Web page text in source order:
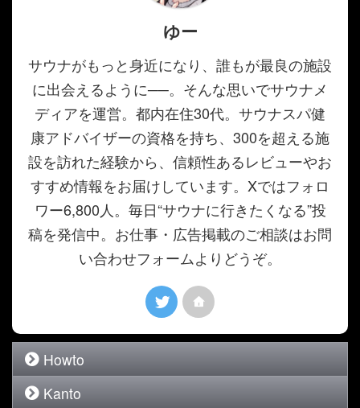
ゆー
サウナがもっと身近になり、誰もが最良の施設
に出会えるように──。そんな思いでサウナメ
ディアを運営。都内在住30代。サウナスパ健
康アドバイザーの資格を持ち、300を超える施
設を訪れた経験から、信頼性あるレビューやお
すすめ情報をお届けしています。Xではフォロ
ワー6,800人。毎日“サウナに行きたくなる”投
稿を発信中。お仕事・広告掲載のご相談はお問
い合わせフォームよりどうぞ。
Howto
Kanto